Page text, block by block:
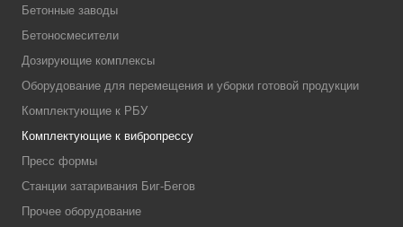
Бетонные заводы
Бетоносмесители
Дозирующие комплексы
Оборудование для перемещения и уборки готовой продукции
Комплектующие к РБУ
Комплектующие к вибропрессу
Пресс формы
Станции затаривания Биг-Бегов
Прочее оборудование